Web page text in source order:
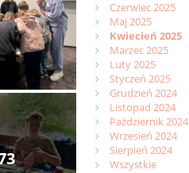
Czerwiec 2025
Maj 2025
Kwiecień 2025
Marzec 2025
Luty 2025
Styczeń 2025
Grudzień 2024
Listopad 2024
Październik 2024
Wrzesień 2024
Sierpień 2024
Wszystkie